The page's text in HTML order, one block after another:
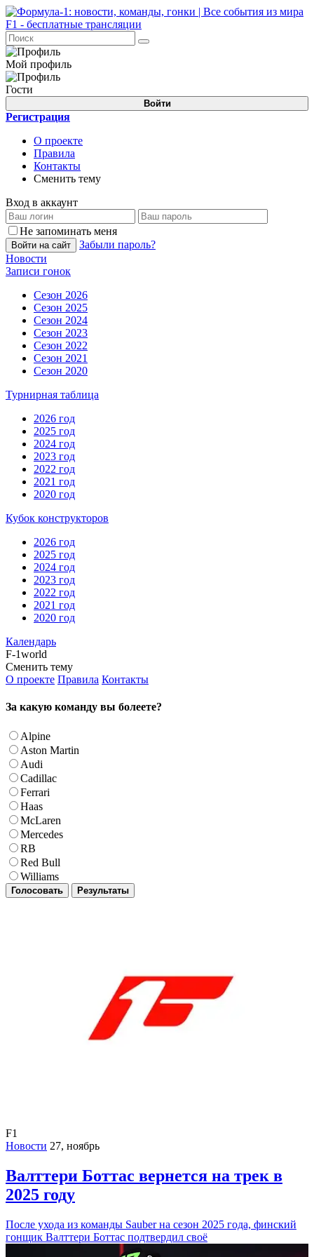
Мой профиль
Гости
Войти
Регистрация
О проекте
Правила
Контакты
Сменить тему
Вход в аккаунт
Не запоминать меня
Войти на сайт
Забыли пароль?
Новости
Записи гонок
Сезон 2026
Сезон 2025
Сезон 2024
Сезон 2023
Сезон 2022
Сезон 2021
Сезон 2020
Турнирная таблица
2026 год
2025 год
2024 год
2023 год
2022 год
2021 год
2020 год
Кубок конструкторов
2026 год
2025 год
2024 год
2023 год
2022 год
2021 год
2020 год
Календарь
F-1world
Сменить тему
О проекте Правила Контакты
За какую команду вы болеете?
Alpine
Aston Martin
Audi
Cadillac
Ferrari
Haas
McLaren
Mercedes
RB
Red Bull
Williams
Голосовать Результаты
F1
Новости 27, ноябрь
Валттери Боттас вернется на трек в
2025 году
После ухода из команды Sauber на сезон 2025 года, финский
гонщик Валттери Боттас подтвердил своё